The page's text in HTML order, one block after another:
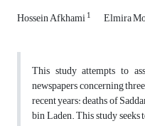
Hossein Afkhami1 Elmira
This study attempts to
newspapers concerning
recent years: deaths of
bin Laden. This study